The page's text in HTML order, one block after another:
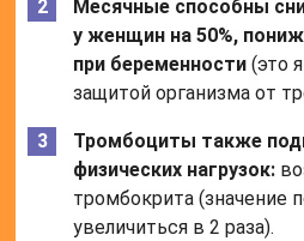
Месячные способны
у женщин на 50%,
при беременности (это
защитой организма от
Тромбоциты также
физических нагрузок:
тромбокрита (значение
увеличиться в 2 раза).